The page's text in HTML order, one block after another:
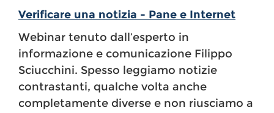
Verificare una notizia - Pane e Internet
Webinar tenuto dall’esperto in
informazione e comunicazione Filippo
Sciucchini. Spesso leggiamo notizie
contrastanti, qualche volta anche
completamente diverse e non riusciamo a